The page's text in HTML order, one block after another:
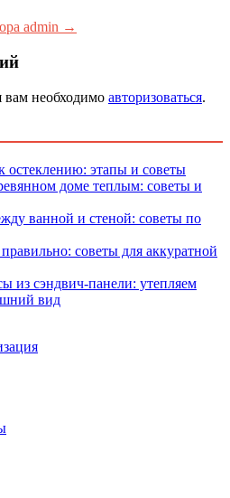
admin →
вам необходимо авторизоваться.
остеклению: этапы и советы
доме теплым: советы и
ванной и стеной: советы по
советы для аккуратной
из сэндвич-панели: утепляем
вид